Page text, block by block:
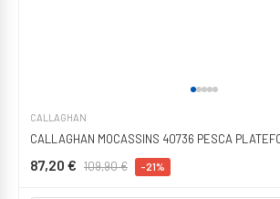
CALLAGHAN
CALLAGHAN MOCASSINS 40736 PESCA
87,20 € 109,90 € -21%